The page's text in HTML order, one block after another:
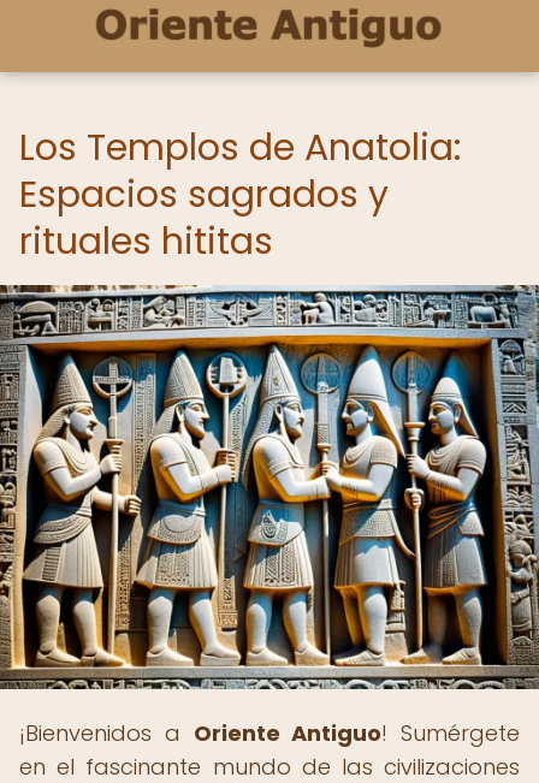
Los Templos de Anatolia:
Espacios sagrados y
rituales hititas
¡Bienvenidos a Oriente Antiguo! Sumérgete
en el fascinante mundo de las civilizaciones